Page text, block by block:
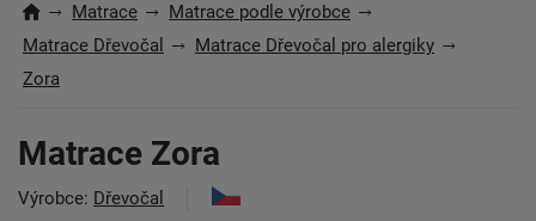
Matrace
Matrace podle výrobce
Matrace Dřevočal
Matrace Dřevočal pro alergiky
Zora
Matrace Zora
Výrobce: Dřevočal